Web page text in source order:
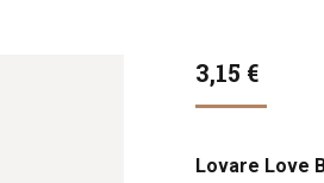
3,15 €
Lovare Love